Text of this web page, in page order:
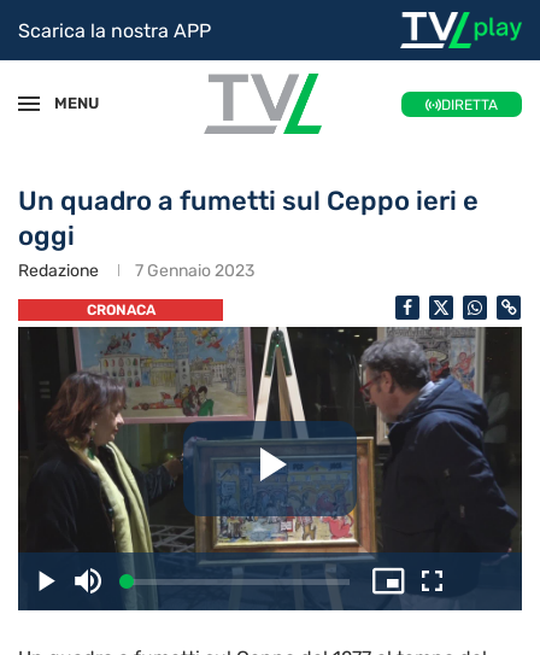
Scarica la nostra APP
MENU DIRETTA
Un quadro a fumetti sul Ceppo ieri e
oggi
Redazione 7 Gennaio 2023
CRONACA
il
PlayDisattiva
l’audio
Caricato:
3.25%
Picture-
in-
Schermo
intero